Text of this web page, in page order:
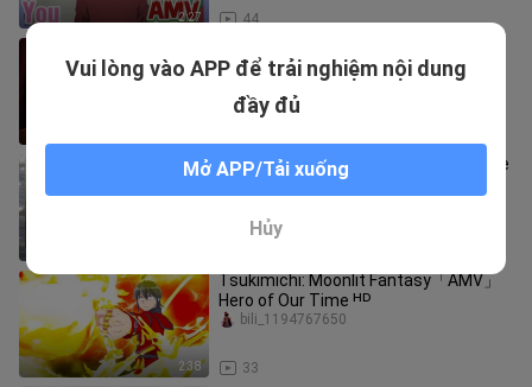
2:27 44
của mình và nhân vật nam chính để
[The Fruit of Evolution]AMV | "Bring Me
2:38
Tsukimichi: Moonlit Fantasy「AMV」
Hero of Our Time ᴴᴰ
33
bili_1194767650
Vui lòng vào APP để trải nghiệm nội dung
đầy đủ
Mở APP/Tải xuống
Hủy